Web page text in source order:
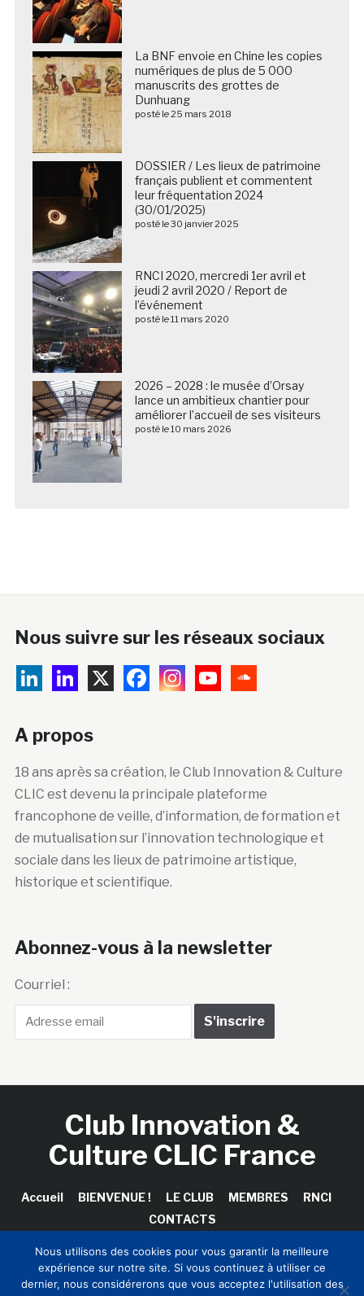
La BNF envoie en Chine les copies
numériques de plus de 5 000
manuscrits des grottes de
Dunhuang
posté le 25 mars 2018
DOSSIER / Les lieux de patrimoine
français publient et commentent
leur fréquentation 2024
(30/01/2025)
posté le 30 janvier 2025
RNCI 2020, mercredi 1er avril et
jeudi 2 avril 2020 / Report de
l’événement
posté le 11 mars 2020
2026 – 2028 : le musée d’Orsay
lance un ambitieux chantier pour
améliorer l’accueil de ses visiteurs
posté le 10 mars 2026
Nous suivre sur les réseaux sociaux
A propos
18 ans après sa création, le Club Innovation & Culture
CLIC est devenu la principale plateforme
francophone de veille, d’information, de formation et
de mutualisation sur l’innovation technologique et
sociale dans les lieux de patrimoine artistique,
historique et scientifique.
Abonnez-vous à la newsletter
Courriel :
Club Innovation &
Culture CLIC France
Accueil BIENVENUE ! LE CLUB MEMBRES
RNCI
CONTACTS
Copyright © 2026 Club Innovation & Culture CLIC France /
Nous utilisons des cookies pour vous garantir la meilleure
expérience sur notre site. Si vous continuez à utiliser ce
dernier, nous considérerons que vous acceptez l'utilisation des